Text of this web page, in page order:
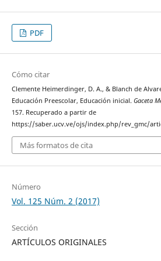
PDF
Cómo citar
Clemente Heimerdinger, D. A., & Blanch de
Educación Preescolar, Educación inicial. Gaceta
157. Recuperado a partir de
https://saber.ucv.ve/ojs/index.php/rev_gmc/
Más formatos de cita
Número
Vol. 125 Núm. 2 (2017)
Sección
ARTÍCULOS ORIGINALES